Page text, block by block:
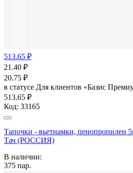
513.65 ₽
21.40 ₽
20.75 ₽
в статусе Для клиентов «Базис
513.65 ₽
Код: 33165
Тапочки - вьетнамки, пенопропилен
Тач (РОССИЯ)
В наличии:
375 пар.